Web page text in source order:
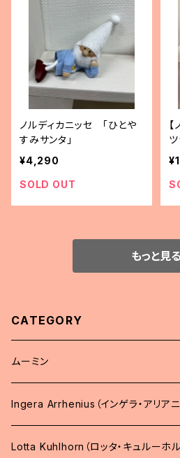
ノルディカニッセ 「ひとや
すみサンタ」
¥4,290
SOLD OUT
もっと見る
CATEGORY
ムーミン
Ingera Arrhenius（インゲラ・アリアニ
Lotta Kuhlhorn（ロッタ・キュルーホル